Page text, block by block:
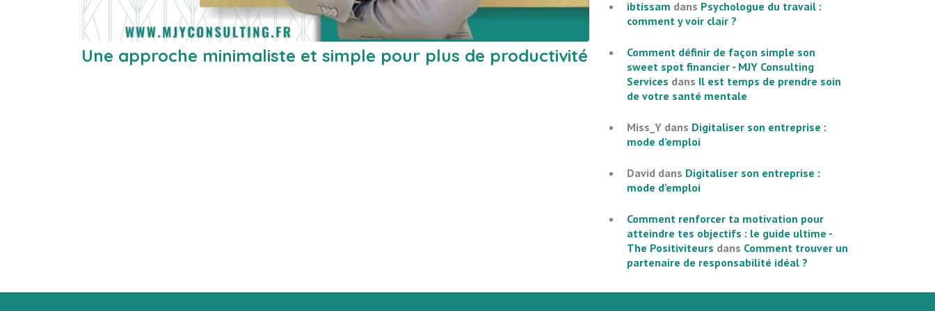
Une approche minimaliste et simple pour plus de productivité
ibtissam dans Psychologue du travail :
comment y voir clair ?
Comment définir de façon simple son
sweet spot financier - MJY Consulting
Services dans Il est temps de prendre soin
de votre santé mentale
Miss_Y dans Digitaliser son entreprise :
mode d’emploi
David dans Digitaliser son entreprise :
mode d’emploi
Comment renforcer ta motivation pour
atteindre tes objectifs : le guide ultime -
The Positiviteurs dans Comment trouver un
partenaire de responsabilité idéal ?